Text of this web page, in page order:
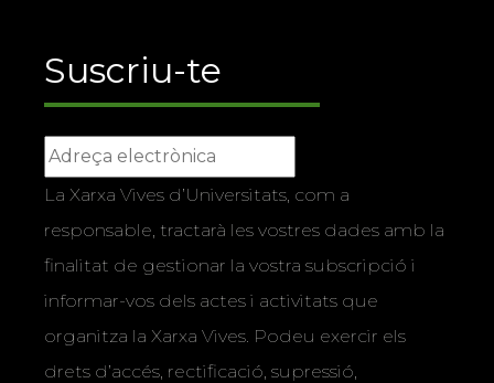
Suscriu-te
La Xarxa Vives d’Universitats, com a
responsable, tractarà les vostres dades amb la
finalitat de gestionar la vostra subscripció i
informar-vos dels actes i activitats que
organitza la Xarxa Vives. Podeu exercir els
drets d’accés, rectificació, supressió,